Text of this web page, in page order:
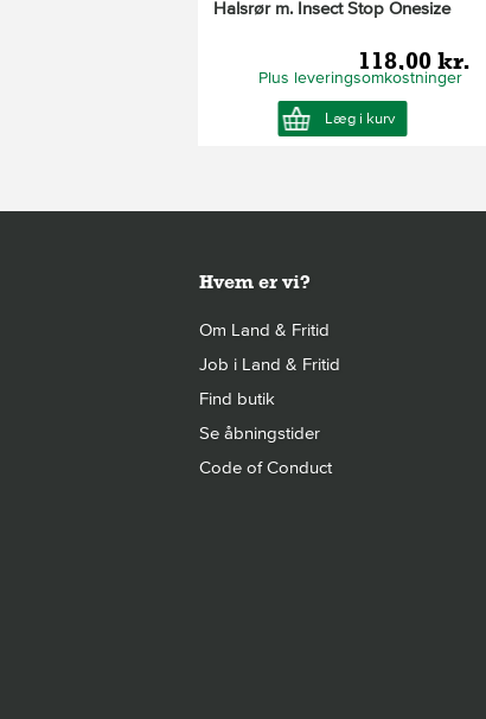
Halsrør m. Insect Stop Onesize
118,00 kr.
Plus leveringsomkostninger
Læg i kurv
Hvem er vi?
Om Land & Fritid
Job i Land & Fritid
Find butik
Se åbningstider
Code of Conduct